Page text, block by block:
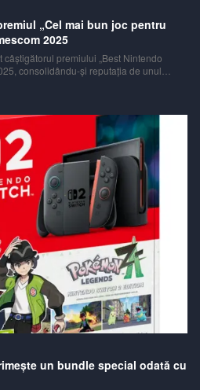
„Cel mai bun joc pentru
2025
premiului „Best Nintendo
consolidându-și reputația de unul
Köln, Germania, a reunit cei mai mari
un bundle special odată cu